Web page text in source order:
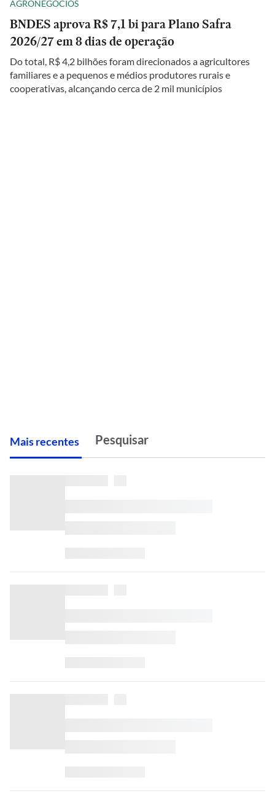
AGRONEGÓCIOS
BNDES aprova R$ 7,1 bi para Plano Safra
2026/27 em 8 dias de operação
Do total, R$ 4,2 bilhões foram direcionados a agricultores
familiares e a pequenos e médios produtores rurais e
cooperativas, alcançando cerca de 2 mil municípios
Mais recentes